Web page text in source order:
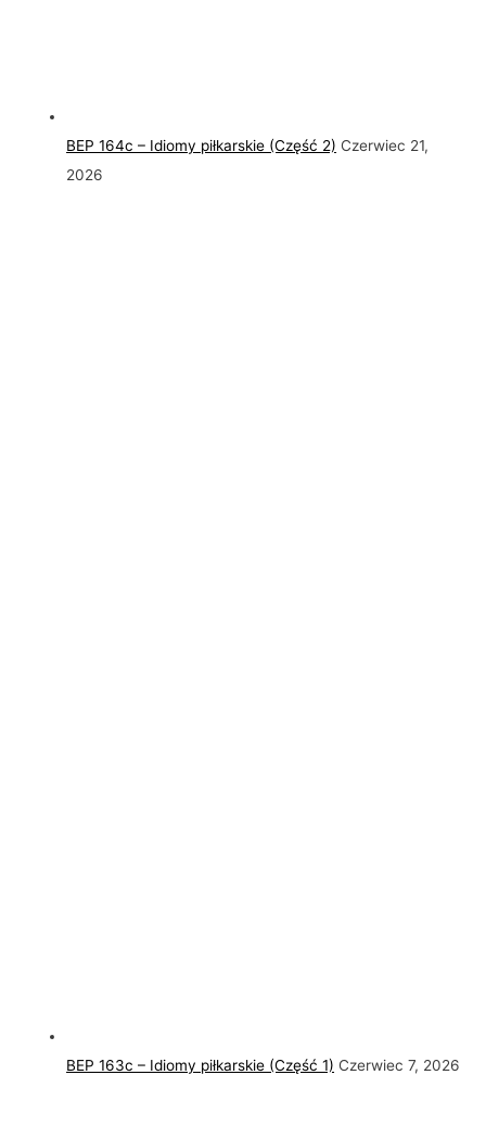
BEP 164c – Idiomy piłkarskie (Część 2) Czerwiec 21,
2026
BEP 163c – Idiomy piłkarskie (Część 1) Czerwiec 7, 2026